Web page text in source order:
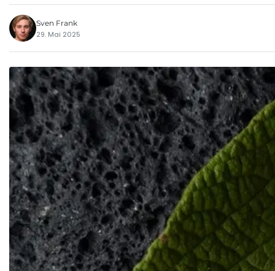
Sven Frank
29. Mai 2025